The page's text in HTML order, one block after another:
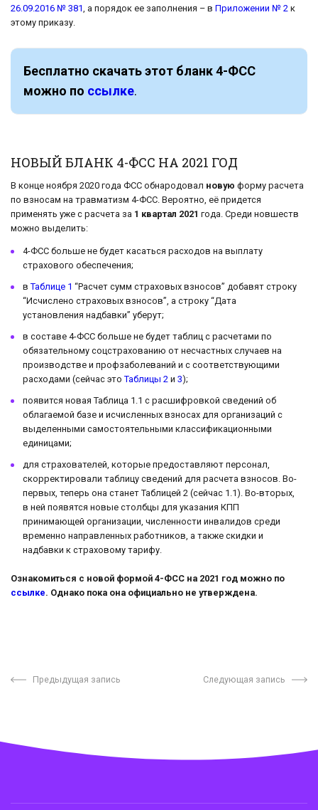
26.09.2016 № 381 , а порядок ее заполнения – в Приложении № 2 к
этому приказу.
Бесплатно скачать этот бланк 4-ФСС
можно по ссылке.
НОВЫЙ БЛАНК 4-ФСС НА 2021 ГОД
В конце ноября 2020 года ФСС обнародовал новую форму расчета
по взносам на травматизм 4-ФСС. Вероятно, её придется
применять уже с расчета за 1 квартал 2021 года. Среди новшеств
можно выделить:
4-ФСС больше не будет касаться расходов на выплату
страхового обеспечения;
в Таблице 1 “Расчет сумм страховых взносов” добавят строку
“Исчислено страховых взносов”, а строку “Дата
установления надбавки” уберут;
в составе 4-ФСС больше не будет таблиц с расчетами по
обязательному соцстрахованию от несчастных случаев на
производстве и профзаболеваний и с соответствующими
расходами (сейчас это Таблицы 2 и 3);
появится новая Таблица 1.1 с расшифровкой сведений об
облагаемой базе и исчисленных взносах для организаций с
выделенными самостоятельными классификационными
единицами;
для страхователей, которые предоставляют персонал,
скорректировали таблицу сведений для расчета взносов. Во-
первых, теперь она станет Таблицей 2 (сейчас 1.1). Во-вторых,
в ней появятся новые столбцы для указания КПП
принимающей организации, численности инвалидов среди
временно направленных работников, а также скидки и
надбавки к страховому тарифу.
Ознакомиться с новой формой 4-ФСС на 2021 год можно по
ссылке. Однако пока она официально не утверждена.
Предыдущая запись Следующая запись